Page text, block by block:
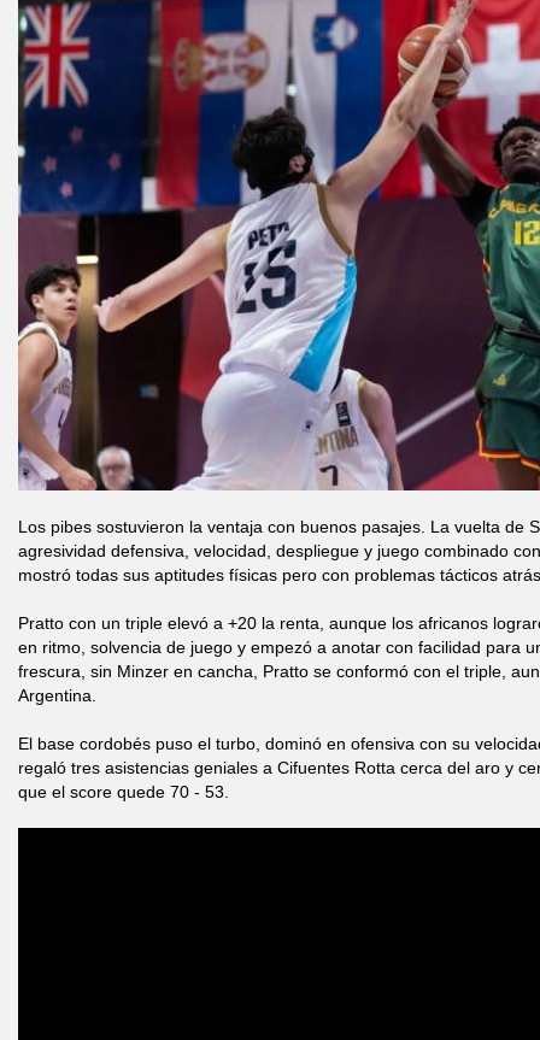
Los pibes sostuvieron la ventaja con buenos pasajes. La vuelta de
agresividad defensiva, velocidad, despliegue y juego combinado
mostró todas sus aptitudes físicas pero con problemas tácticos
Pratto con un triple elevó a +20 la renta, aunque los africanos
en ritmo, solvencia de juego y empezó a anotar con facilidad para
frescura, sin Minzer en cancha, Pratto se conformó con el triple,
Argentina.
El base cordobés puso el turbo, dominó en ofensiva con su
regaló tres asistencias geniales a Cifuentes Rotta cerca del aro y
que el score quede 70 - 53.